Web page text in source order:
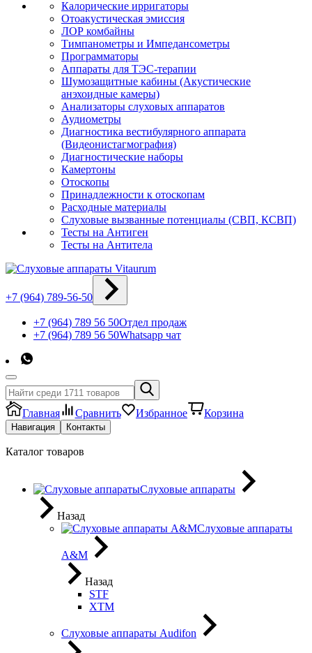
Калорические ирригаторы
Отоакустическая эмиссия
ЛОР комбайны
Тимпанометры и Импедансометры
Программаторы
Аппараты для ТЭС-терапии
Шумозащитные кабины (Акустические
анэхоидные камеры)
Анализаторы слуховых аппаратов
Аудиометры
Диагностика вестибулярного аппарата
(Видеонистагмография)
Диагностические наборы
Камертоны
Отоскопы
Принадлежности к отоскопам
Расходные материалы
Слуховые вызванные потенциалы (СВП, КСВП)
Тесты на Антиген
Тесты на Антитела
+7 (964) 789-56-50
+7 (964) 789 56 50Отдел продаж
+7 (964) 789 56 50Whatsapp чат
Главная Сравнить Избранное Корзина
Навигация Контакты
Каталог товаров
Слуховые аппараты
Назад
Слуховые аппараты
A&M
Назад
STF
XTM
Слуховые аппараты Audifon